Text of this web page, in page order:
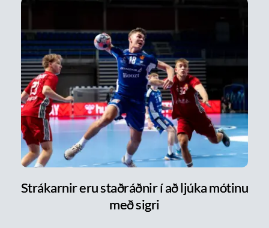
Strákarnir eru staðráðnir í að ljúka mótinu
með sigri